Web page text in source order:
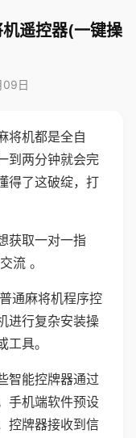
遥控器(一键操
09日
将机都是全自
到两分钟就会完
得了这破绽，打
获取一对一指
流 。
通麻将机程序控
进行复杂安装操
具。
智能控牌器通过
手机端软件预设
控牌器接收到信